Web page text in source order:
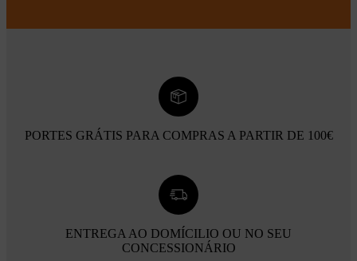
PORTES GRÁTIS PARA COMPRAS A PARTIR DE 100€
ENTREGA AO DOMÍCILIO OU NO SEU
CONCESSIONÁRIO